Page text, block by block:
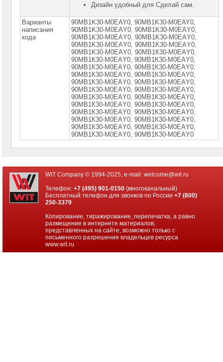
Дизайн удобный для Сделай сам.
Варианты
написания
кода
90MB1K30-M0EAY0, 90MB1K30-M0EAY0,
90MB1K30-M0EАY0, 90MВ1K30-M0EАY0,
90MВ1K30-M0EАY0, 90MВ1K30-M0ЕАY0,
90MВ1K30-M0ЕАY0, 90MВ1K30-M0ЕАY0,
90MВ1K30-M0ЕАY0, 90MВ1К30-M0ЕАY0,
90MВ1К30-M0ЕАY0, 90MВ1К30-M0ЕАY0,
90MВ1К30-M0ЕАY0, 90MВ1К30-M0ЕАY0,
90MВ1К30-M0ЕАY0, 90MВ1К30-M0ЕАY0,
90MВ1К30-M0ЕАY0, 90МВ1К30-М0ЕАY0,
90МВ1К30-М0ЕАY0, 90МВ1К30-М0ЕАY0,
90МВ1К30-М0ЕАY0, 90МВ1К30-М0ЕАY0,
90МВ1К30-М0ЕАY0, 90МВ1К30-М0ЕАY0,
90МВ1К30-М0ЕАY0, 90МВ1К30-М0ЕАY0,
90МВ1К30-М0ЕАY0, 90МВ1К30-М0ЕАY0,
90МВ1К30-М0ЕАY0, 90МВ1К30-М0ЕАY0,
90МВ1К30-М0ЕАY0, 90МВ1К30-М0ЕАY0
WIT Company © 1994-2025, e-mail: welcome@wit.ru
Телефон:+7 (495) 901-0150 (многоканальный)
Бесплатный телефон для звонков по России+7 (800)
250-3379
Копирование, тиражирование, перепечатка, а равно
размещение в интернете материалов,
представленных на сайте, возможно только с
письменного разрешения владельцев ресурса
www.wit.ru